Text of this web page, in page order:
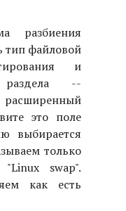
разбиения
тип файловой
и
раздела --
это поле
выбирается
только
swap".
как есть